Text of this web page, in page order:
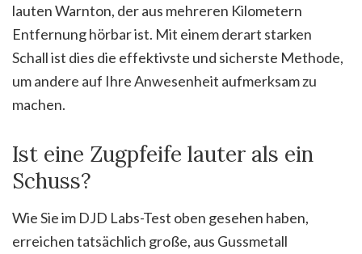
lauten Warnton, der aus mehreren Kilometern
Entfernung hörbar ist. Mit einem derart starken
Schall ist dies die effektivste und sicherste Methode,
um andere auf Ihre Anwesenheit aufmerksam zu
machen.
Ist eine Zugpfeife lauter als ein
Schuss?
Wie Sie im DJD Labs-Test oben gesehen haben,
erreichen tatsächlich große, aus Gussmetall